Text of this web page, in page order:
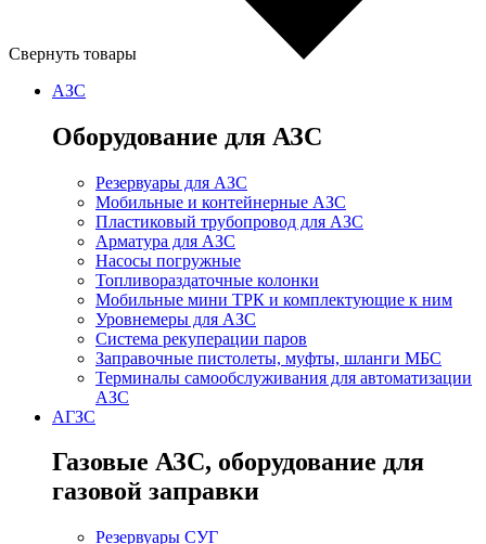
Свернуть товары
АЗС
Оборудование для АЗС
Резервуары для АЗС
Мобильные и контейнерные АЗС
Пластиковый трубопровод для АЗС
Арматура для АЗС
Насосы погружные
Топливораздаточные колонки
Мобильные мини ТРК и комплектующие к ним
Уровнемеры для АЗС
Система рекуперации паров
Заправочные пистолеты, муфты, шланги МБС
Терминалы самообслуживания для автоматизации
АЗС
АГЗС
Газовые АЗС, оборудование для
газовой заправки
Резервуары СУГ